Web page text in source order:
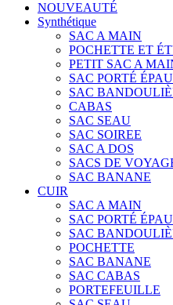
NOUVEAUTÉ
Synthétique
SAC A MAIN
POCHETTE ET
PETIT SAC A
SAC PORTÉ
SAC
CABAS
SAC SEAU
SAC SOIREE
SAC A DOS
SACS DE
SAC BANANE
CUIR
SAC A MAIN
SAC PORTÉ
SAC
POCHETTE
SAC BANANE
SAC CABAS
PORTEFEUILLE